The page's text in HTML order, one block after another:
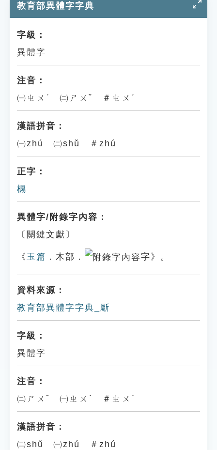
教育部異體字字典
字級：
異體字
注音：
㈠ㄓㄨˊ ㈡ㄕㄨˇ ＃ㄓㄨˊ
漢語拼音：
㈠zhú ㈡shǔ ＃zhú
正字：
欘
異體字/附錄字內容：
〔關鍵文獻〕
《 玉篇 ．木部． 字》。
資料來源：
教育部異體字字典_斸
字級：
異體字
注音：
㈡ㄕㄨˇ ㈠ㄓㄨˊ ＃ㄓㄨˊ
漢語拼音：
㈡shǔ ㈠zhú ＃zhú